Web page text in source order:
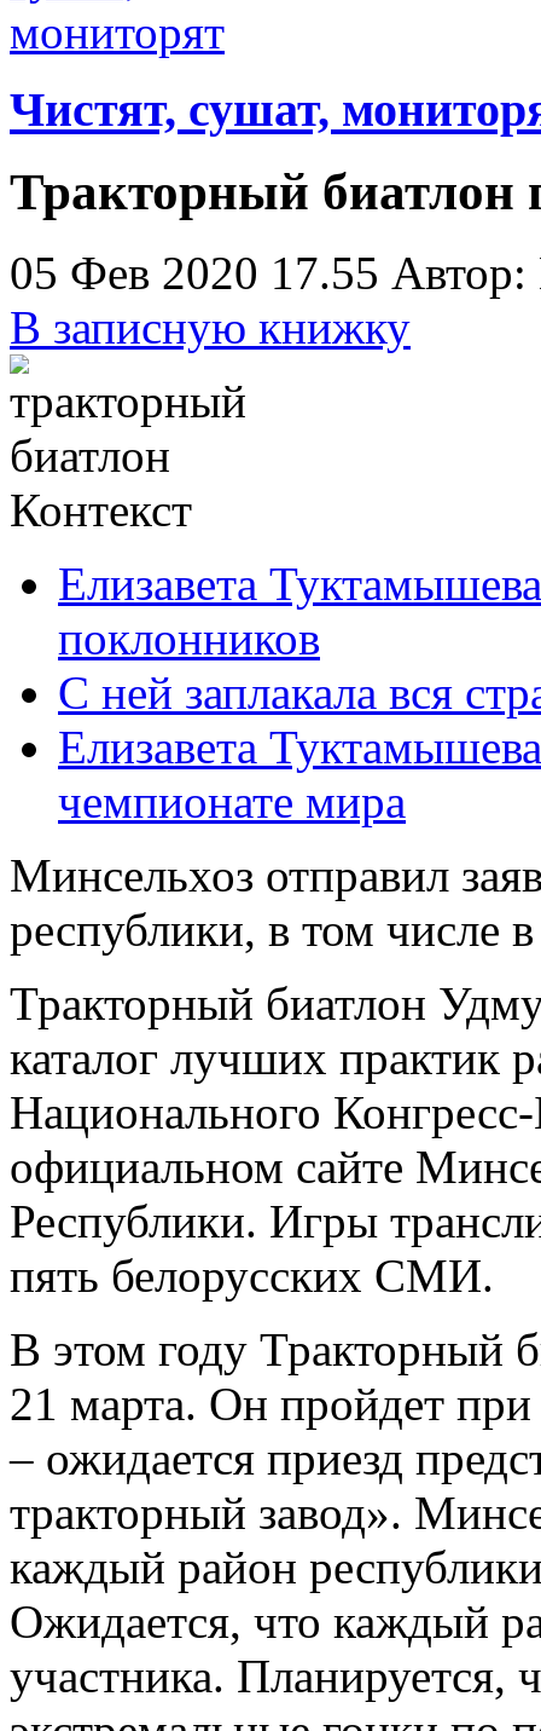
Чистят, сушат,
Тракторный биатлон
05 Фев 2020 17.55 Автор:
В записную книжку
Контекст
Елизавета
поклонников
С ней заплакала вся
Елизавета
чемпионате мира
Минсельхоз отправил
республики, в том числе
Тракторный биатлон
каталог лучших практик
Национального
официальном сайте
Республики. Игры
пять белорусских СМИ.
В этом году Тракторный
21 марта. Он пройдет
– ожидается приезд
тракторный завод».
каждый район
Ожидается, что каждый
участника. Планируется,